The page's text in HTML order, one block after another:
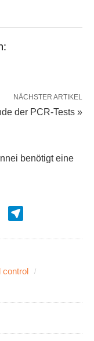
NÄCHSTER ARTIKEL
der PCR-Tests »
benötigt eine
control